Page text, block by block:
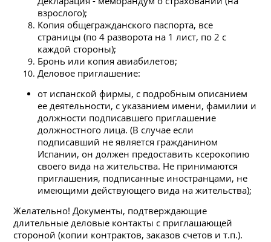
взрослого);
Копия общегражданского паспорта, все
страницы (по 4 разворота на 1 лист, по 2 с
каждой стороны);
Бронь или копия авиабилетов;
Деловое приглашение:
от испанской фирмы, с подробным описанием
ее деятельности, с указанием имени, фамилии и
должности подписавшего приглашение
должностного лица. (В случае если
подписавший не является гражданином
Испании, он должен предоставить ксерокопию
своего вида на жительства. Не принимаются
приглашения, подписанные иностранцами, не
имеющими действующего вида на жительства);
Желательно! Документы, подтверждающие
длительные деловые контакты с приглашающей
стороной (копии контрактов, заказов счетов и т.п.).